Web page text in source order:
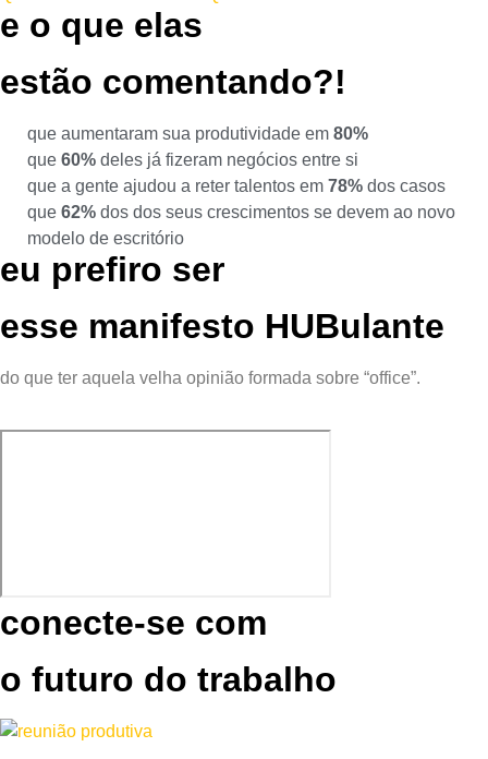
e o que elas
estão comentando?!
que aumentaram sua produtividade em 80%
que 60% deles já fizeram negócios entre si
que a gente ajudou a reter talentos em 78% dos casos
que 62% dos dos seus crescimentos se devem ao novo
modelo de escritório
eu prefiro ser
esse manifesto HUBulante
do que ter aquela velha opinião formada sobre “office”.
conecte-se com
o futuro do trabalho